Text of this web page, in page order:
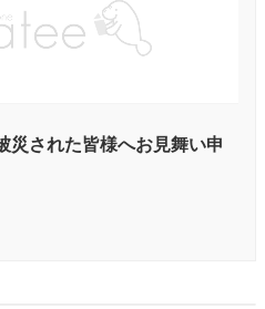
災された皆様へお見舞い申